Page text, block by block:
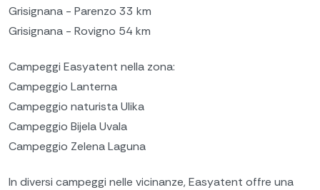
Grisignana - Parenzo 33 km
Grisignana - Rovigno 54 km
Campeggi Easyatent nella zona:
Campeggio Lanterna
Campeggio naturista Ulika
Campeggio Bijela Uvala
Campeggio Zelena Laguna
In diversi campeggi nelle vicinanze, Easyatent offre una